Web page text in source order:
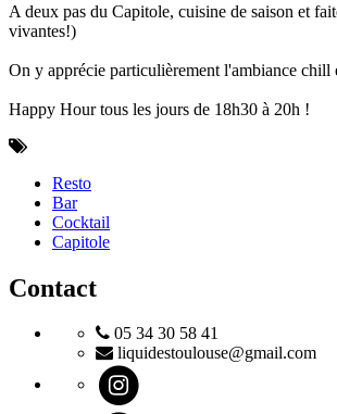
A deux pas du Capitole, cuisine de saison et
vivantes!)
On y apprécie particulièrement l'ambiance chill
Happy Hour tous les jours de 18h30 à 20h !
Resto
Bar
Cocktail
Capitole
Contact
05 34 30 58 41
liquidestoulouse@gmail.com